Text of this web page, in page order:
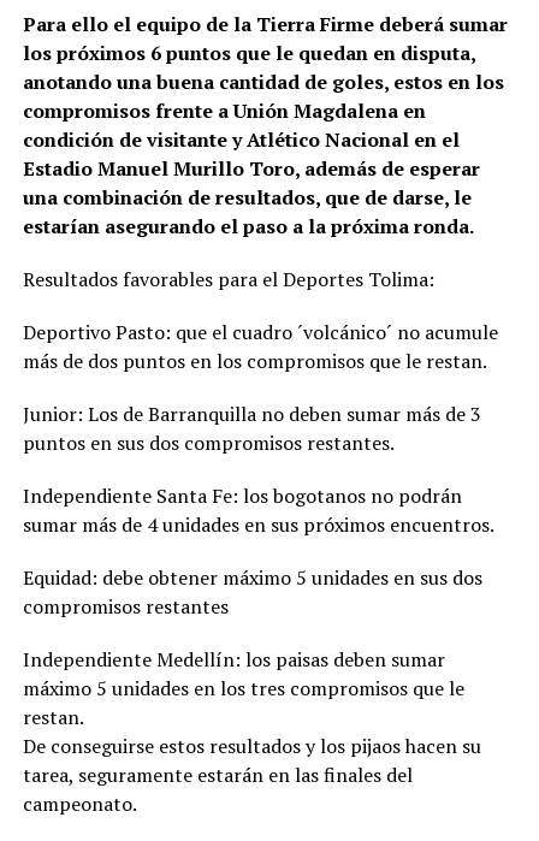
Para ello el equipo de la Tierra Firme deberá sumar
los próximos 6 puntos que le quedan en disputa,
anotando una buena cantidad de goles, estos en los
compromisos frente a Unión Magdalena en
condición de visitante y Atlético Nacional en el
Estadio Manuel Murillo Toro, además de esperar
una combinación de resultados, que de darse, le
estarían asegurando el paso a la próxima ronda.
Resultados favorables para el Deportes Tolima:
Deportivo Pasto: que el cuadro ´volcánico´ no acumule
más de dos puntos en los compromisos que le restan.
Junior: Los de Barranquilla no deben sumar más de 3
puntos en sus dos compromisos restantes.
Independiente Santa Fe: los bogotanos no podrán
sumar más de 4 unidades en sus próximos encuentros.
Equidad: debe obtener máximo 5 unidades en sus dos
compromisos restantes
Independiente Medellín: los paisas deben sumar
máximo 5 unidades en los tres compromisos que le
restan.
De conseguirse estos resultados y los pijaos hacen su
tarea, seguramente estarán en las finales del
campeonato.